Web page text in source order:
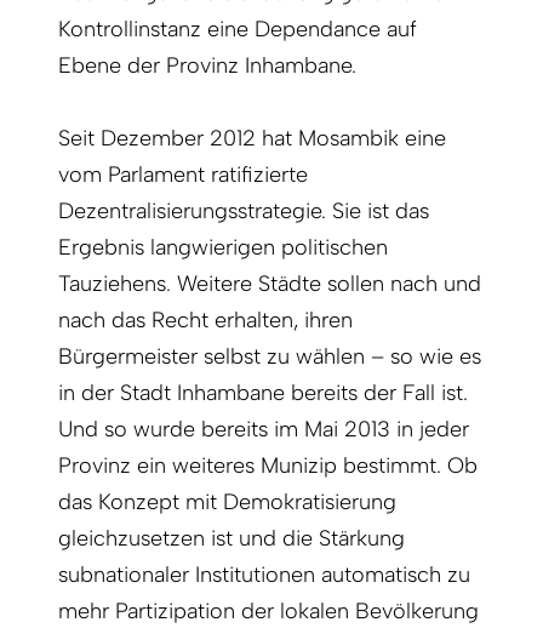
Kontroll­instanz eine Dependance auf
Ebene der Provinz Inhambane.
Seit Dezember 2012 hat Mosambik eine
vom Parlament ratifizierte
Dezentralisierungsstrategie. Sie ist das
Ergebnis langwierigen politischen
Tauziehens. Weitere Städte sollen nach und
nach das Recht erhalten, ihren
Bürgermeister selbst zu wählen – so wie es
in der Stadt Inhambane bereits der Fall ist.
Und so wurde bereits im Mai 2013 in jeder
Provinz ein weiteres Munizip bestimmt. Ob
das Konzept mit Demokratisierung
gleichzusetzen ist und die Stärkung
subnationaler Institutionen automatisch zu
mehr Partizipation der lokalen Bevölkerung